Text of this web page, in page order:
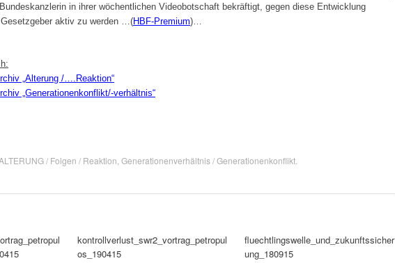
in ihrer wöchentlichen Videobotschaft bekräftigt, gegen diese Entwicklung
aktiv zu werden …(HBF-Premium)…
„Alterung /….Reaktion“
„Generationenkonflikt/-verhältnis“
/ Folgen / Reaktion Generationenverhältnis / Generationenkonflikt
kontrollverlust_swr2_vortrag_petropul
os_190415
fluechtlingswelle_und_zukunftssicher
ung_180915